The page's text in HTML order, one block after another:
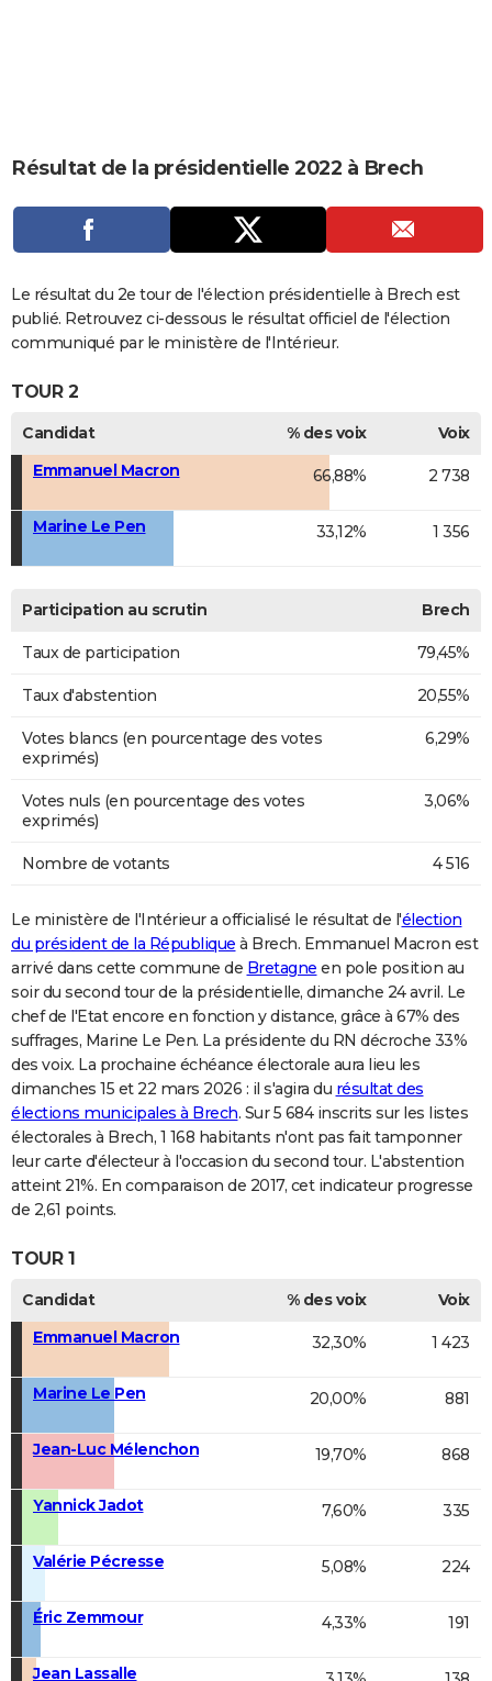
CARTE DE VOEUX
DICTIONNAIRE
Dictionnaire
Biographies
Expressions
Proverbes
PROGRAMME TV
COPAINS D'AVANT
Se connecter
Collèges
Universités
Entreprises
Service militaire
Avis de recherche
AVIS DE DÉCÈS
FORUM
Bricolage
Culture
Television
Voyage
Résultat de la présidentielle 2022 à Brech
Le résultat du 2e tour de l'élection présidentielle à Brech est
publié. Retrouvez ci-dessous le résultat officiel de l'élection
communiqué par le ministère de l'Intérieur.
TOUR 2
Candidat % des voix
Voix
Emmanuel Macron
66,88% 2 738
Marine Le Pen 33,12% 1 356
Participation au scrutin Brech
Taux de participation 79,45%
Taux d'abstention 20,55%
Votes blancs (en pourcentage des votes
exprimés)
6,29%
Votes nuls (en pourcentage des votes
exprimés)
3,06%
Nombre de votants 4 516
Le ministère de l'Intérieur a officialisé le résultat de l'élection
du président de la République à Brech. Emmanuel Macron est
arrivé dans cette commune de Bretagne en pole position au
soir du second tour de la présidentielle, dimanche 24 avril. Le
chef de l'Etat encore en fonction y distance, grâce à 67% des
suffrages, Marine Le Pen. La présidente du RN décroche 33%
des voix. La prochaine échéance électorale aura lieu les
dimanches 15 et 22 mars 2026 : il s'agira du résultat des
élections municipales à Brech. Sur 5 684 inscrits sur les listes
électorales à Brech, 1 168 habitants n'ont pas fait tamponner
leur carte d'électeur à l'occasion du second tour. L'abstention
atteint 21%. En comparaison de 2017, cet indicateur progresse
de 2,61 points.
TOUR 1
Candidat % des voix
Voix
Emmanuel Macron
32,30% 1 423
Marine Le Pen 20,00% 881
Jean-Luc Mélenchon 19,70% 868
Yannick Jadot 7,60% 335
Valérie Pécresse 5,08% 224
Éric Zemmour 4,33% 191
Jean Lassalle